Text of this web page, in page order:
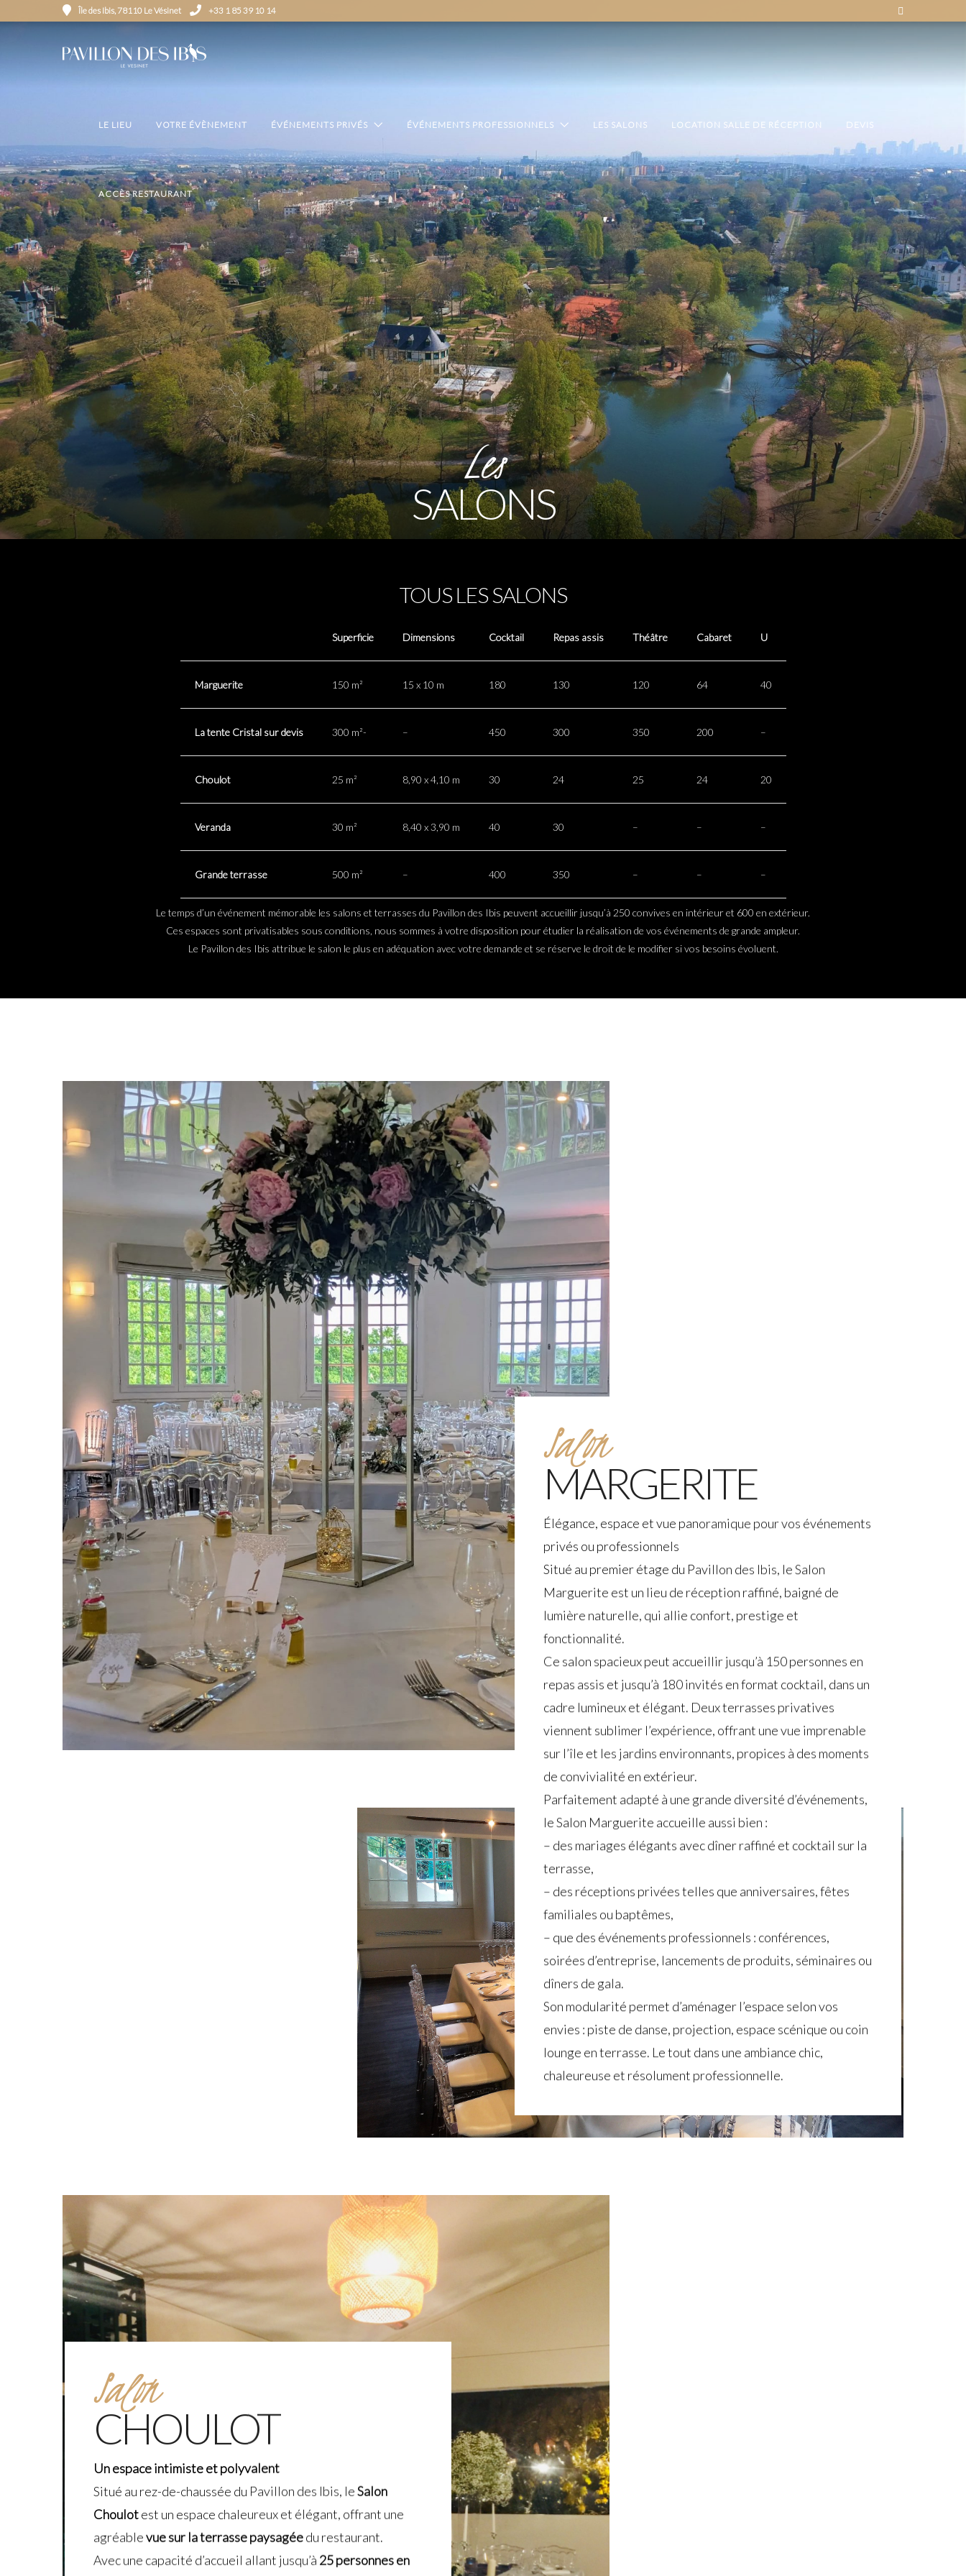
Île des Ibis, 78110 Le Vésinet +33 1 85 39 10 14
LE LIEU VOTRE ÉVÈNEMENT ÉVÉNEMENTS PRIVÉS ÉVÉNEMENTS PROFESSIONNELS LES SALONS LOCATION SALLE DE RÉCEPTION DEVIS
ACCÈS RESTAURANT
Les
SALONS
TOUS LES SALONS
Superficie Dimensions Cocktail Repas assis Théâtre Cabaret U
Marguerite 150 m² 15 x 10 m 180 130 120 64 40
La tente Cristal sur devis 300 m²- – 450 300 350 200 –
Choulot 25 m² 8,90 x 4,10 m 30 24 25 24 20
Veranda 30 m² 8,40 x 3,90 m 40 30 – – –
Grande terrasse 500 m² – 400 350 – – –
Le temps d’un événement mémorable les salons et terrasses du Pavillon des Ibis peuvent accueillir jusqu’à 250 convives en intérieur et 600 en extérieur.
Ces espaces sont privatisables sous conditions, nous sommes à votre disposition pour étudier la réalisation de vos événements de grande ampleur.
Le Pavillon des Ibis attribue le salon le plus en adéquation avec votre demande et se réserve le droit de le modifier si vos besoins évoluent.
Salon
MARGERITE
Élégance, espace et vue panoramique pour vos événements
privés ou professionnels
Situé au premier étage du Pavillon des Ibis, le Salon
Marguerite est un lieu de réception raffiné, baigné de
lumière naturelle, qui allie confort, prestige et
fonctionnalité.
Ce salon spacieux peut accueillir jusqu’à 150 personnes en
repas assis et jusqu’à 180 invités en format cocktail, dans un
cadre lumineux et élégant. Deux terrasses privatives
viennent sublimer l’expérience, offrant une vue imprenable
sur l’île et les jardins environnants, propices à des moments
de convivialité en extérieur.
Parfaitement adapté à une grande diversité d’événements,
le Salon Marguerite accueille aussi bien :
– des mariages élégants avec dîner raffiné et cocktail sur la
terrasse,
– des réceptions privées telles que anniversaires, fêtes
familiales ou baptêmes,
– que des événements professionnels : conférences,
soirées d’entreprise, lancements de produits, séminaires ou
dîners de gala.
Son modularité permet d’aménager l’espace selon vos
envies : piste de danse, projection, espace scénique ou coin
lounge en terrasse. Le tout dans une ambiance chic,
chaleureuse et résolument professionnelle.
Salon
CHOULOT
Un espace intimiste et polyvalent
Situé au rez-de-chaussée du Pavillon des Ibis, leSalon
Choulotest un espace chaleureux et élégant, offrant une
agréablevue sur la terrasse paysagéedu restaurant.
Avec une capacité d’accueil allant jusqu’à 25 personnes en